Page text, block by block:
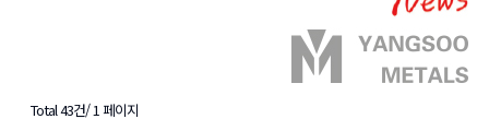
Total 43건/1 페이지